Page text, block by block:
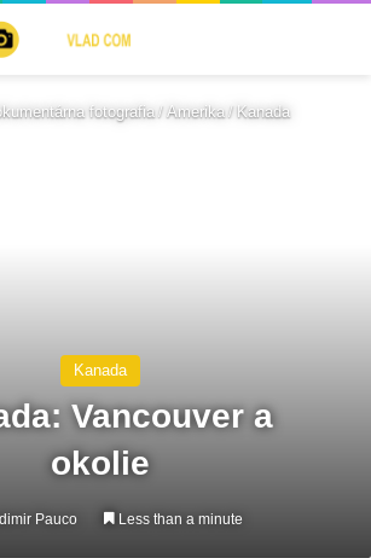
for
fotografia / Amerika / Kanada
Kanada
Vancouver a
okolie
Pauco Less than a minute